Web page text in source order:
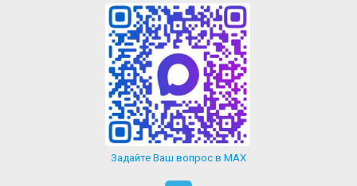
Задайте Ваш вопрос в MAX